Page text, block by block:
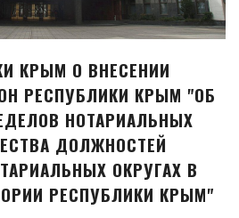
КРЫМ О ВНЕСЕНИИ
РЕСПУБЛИКИ КРЫМ "ОБ
НОТАРИАЛЬНЫХ
ДОЛЖНОСТЕЙ
ОКРУГАХ В
РЕСПУБЛИКИ КРЫМ"